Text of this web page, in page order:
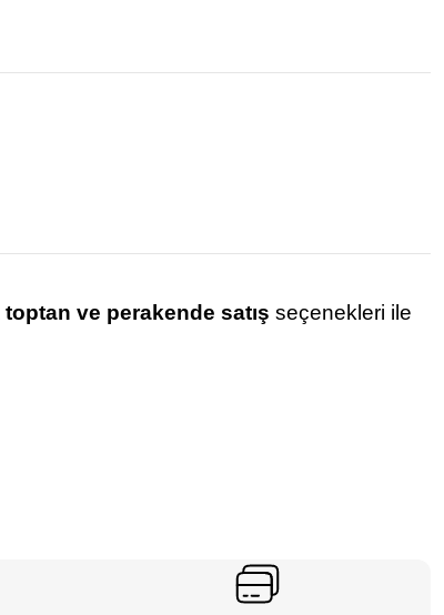
toptan ve perakende satış seçenekleri ile